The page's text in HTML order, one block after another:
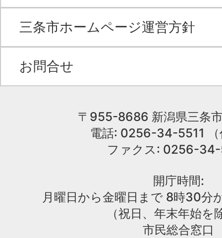
三条市ホームページ運営方針
お問合せ
〒955-8686 新潟県三条
電話: 0256-34-5511
ファクス: 0256-
開庁時間:
月曜日から金曜日まで 8時30分
（祝日、年末年始を
市民総合窓口